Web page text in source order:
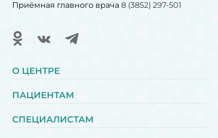
Приёмная главного врача 8 (3852) 297-501
О ЦЕНТРЕ
ПАЦИЕНТАМ
СПЕЦИАЛИСТАМ